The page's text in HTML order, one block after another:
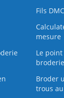
Fils
mesure
Le
broderie
Broder
trous